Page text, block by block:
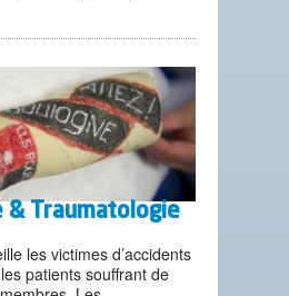
& Traumatologie
les victimes d’accidents
patients souffrant de